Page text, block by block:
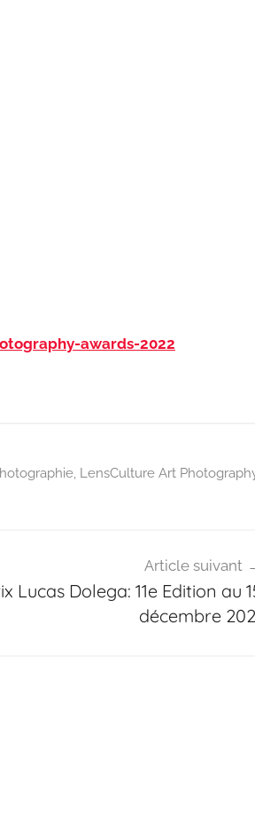
awards-2022
, LensCulture Art
Article suivant
Lucas Dolega: 11e Edition au
décembre